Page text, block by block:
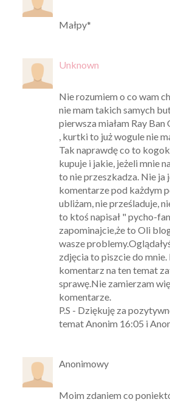
Małpy*
Unknown
Nie rozumiem o co wam
nie mam takich samych
pierwsza miałam Ray Ban
, kurtki to już wogule nie
Tak naprawdę co to
kupuje i jakie, jeżeli mnie
to nie przeszkadza. Nie ja
komentarze pod każdym
ubliżam, nie prześladuje,
to ktoś napisał " pycho-
zapominajcie,że to Oli
wasze
zdjęcia to piszcie do
komentarz na ten temat
sprawę.Nie zamierzam
komentarze.
P.S - Dziękuję za
temat Anonim 16:05 i
Anonimowy
Moim zdaniem co